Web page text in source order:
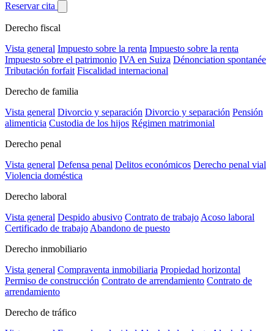
Reservar cita
Derecho fiscal
Vista general Impuesto sobre la renta Impuesto sobre la renta
Impuesto sobre el patrimonio IVA en Suiza Dénonciation spontanée
Tributación forfait Fiscalidad internacional
Derecho de familia
Vista general Divorcio y separación Divorcio y separación Pensión
alimenticia Custodia de los hijos Régimen matrimonial
Derecho penal
Vista general Defensa penal Delitos económicos Derecho penal vial
Violencia doméstica
Derecho laboral
Vista general Despido abusivo Contrato de trabajo Acoso laboral
Certificado de trabajo Abandono de puesto
Derecho inmobiliario
Vista general Compraventa inmobiliaria Propiedad horizontal
Permiso de construcción Contrato de arrendamiento Contrato de
arrendamiento
Derecho de tráfico